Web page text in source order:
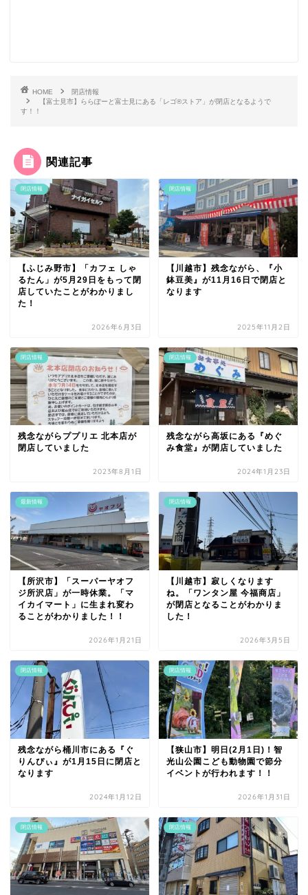
HOME
閉店情報
【富士見市】ららぽーと富士見にある「レゴ®ストア」が閉店となるようで
す！！
関連記事
閉店情報
【ふじみ野市】「カフェ しゃ
るたん」が5月29日をもって閉
店していたことがわかりまし
た！
2026年6月3日
閉店情報
【川越市】残念ながら、『小
鉢豆美』が11月16日で閉店と
なります
2025年11月2日
閉店情報
残念ながらププリエ 北本店が
閉店していました
2023年8月1日
閉店情報
残念ながら高坂にある『めぐ
み食堂』が閉店していました
2024年1月23日
最新情報
【所沢市】「スーパーヤオフ
ジ所沢店」が一時休業。「マ
イカイマート」に生まれ変わ
ることがわかりました！！
2026年1月21日
閉店情報
【川越市】寂しくなります
ね。「ワンタン屋 今福商店」
が閉店となることがわかりま
した！
2026年3月5日
閉店情報
残念ながら桶川市にある『ぐ
りんぴぃ』が1月15日に閉店と
なります
2024年1月12日
閉店情報
【狭山市】明日(2月1日)！智
光山公園こども動物園で節分
イベントが行われます！！
2026年1月31日
閉店情報 閉店情報